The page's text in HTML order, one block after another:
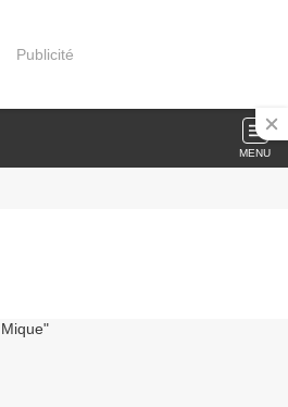
Publicité
MENU